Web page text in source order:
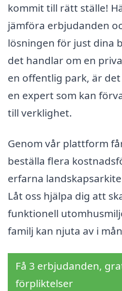
kommit till rätt ställe!
jämföra erbjudanden
lösningen för just dina
det handlar om en
en offentlig park, är
en expert som kan
till verklighet.
Genom vår plattform
beställa flera
erfarna
Låt oss hjälpa dig att
funktionell
familj kan njuta av i
Få 3 erbjudanden,
förpliktelser